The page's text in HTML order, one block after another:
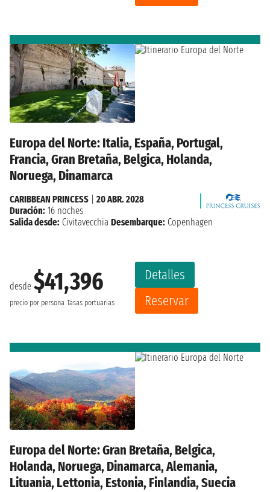
Europa del Norte: Italia, España, Portugal,
Francia, Gran Bretaña, Belgica, Holanda,
Noruega, Dinamarca
desde $41,396
precio por persona Tasas portuarias
Detalles
Reservar
CARIBBEAN PRINCESS
20 ABR. 2028
Duración: 16 noches
Salida desde: Civitavecchia Desembarque: Copenhagen
Europa del Norte: Gran Bretaña, Belgica,
Holanda, Noruega, Dinamarca, Alemania,
Lituania, Lettonia, Estonia, Finlandia, Suecia